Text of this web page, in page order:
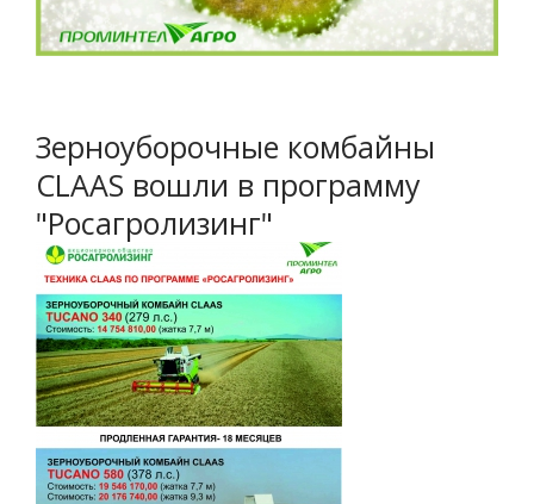
Зерноуборочные комбайны
CLAAS вошли в программу
"Росагролизинг"